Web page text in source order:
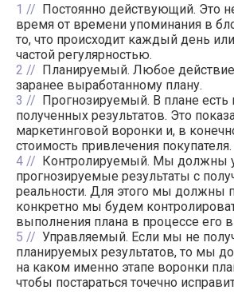
1
Постоянно действующий. Это
время от времени упоминания в
то, что происходит каждый день
частой регулярностью.
2
Планируемый. Любое действие
заранее выработанному плану.
3
Прогнозируемый. В плане есть
полученных результатов. Это
маркетинговой воронки и, в
стоимость привлечения покупателя.
4
Контролируемый. Мы должны
прогнозируемые результаты с
реальности. Для этого мы должны
конкретно мы будем
выполнения плана в процессе его
5
Управляемый. Если мы не
планируемых результатов, то мы
на каком именно этапе воронки
чтобы постараться точечно